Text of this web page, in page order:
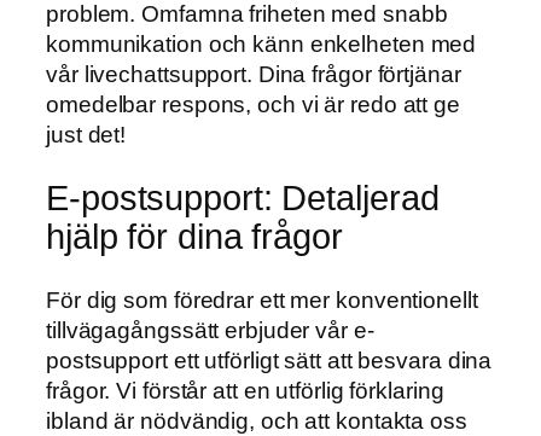
problem. Omfamna friheten med snabb
kommunikation och känn enkelheten med
vår livechattsupport. Dina frågor förtjänar
omedelbar respons, och vi är redo att ge
just det!
E-postsupport: Detaljerad
hjälp för dina frågor
För dig som föredrar ett mer konventionellt
tillvägagångssätt erbjuder vår e-
postsupport ett utförligt sätt att besvara dina
frågor. Vi förstår att en utförlig förklaring
ibland är nödvändig, och att kontakta oss